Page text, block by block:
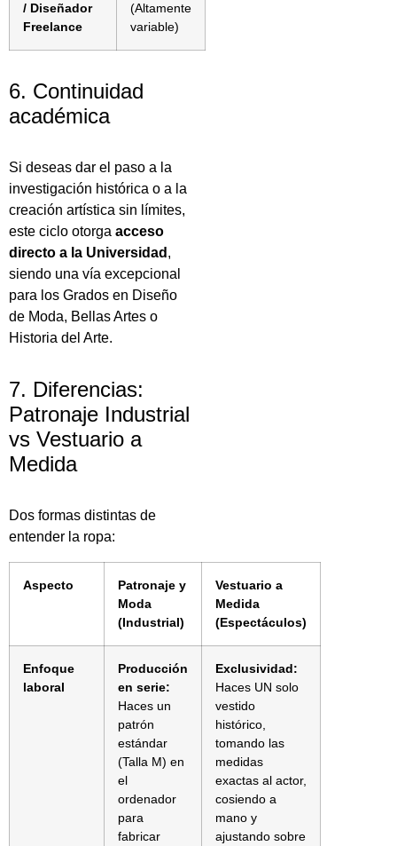
/ Diseñador
Freelance
(Altamente
variable)
6. Continuidad
académica
Si deseas dar el paso a la
investigación histórica o a la
creación artística sin límites,
este ciclo otorga acceso
directo a la Universidad ,
siendo una vía excepcional
para los Grados en Diseño
de Moda, Bellas Artes o
Historia del Arte.
7. Diferencias:
Patronaje Industrial
vs Vestuario a
Medida
Dos formas distintas de
entender la ropa:
Aspecto
Patronaje y
Moda
(Industrial)
Vestuario a
Medida
(Espectáculos)
Enfoque
laboral
Producción
en serie:
Haces un
patrón
estándar
(Talla M) en
el
ordenador
para
fabricar
Exclusividad:
Haces UN solo
vestido
histórico,
tomando las
medidas
exactas al actor,
cosiendo a
mano y
ajustando sobre